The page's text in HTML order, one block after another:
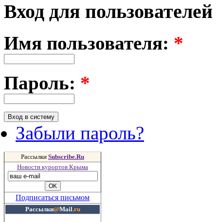
Вход для пользователей
Имя пользователя: *
Пароль: *
Забыли пароль?
Рассылки Subscribe.Ru
Новости курортов Крыма
Подписаться письмом
Рассылки@Mail.ru